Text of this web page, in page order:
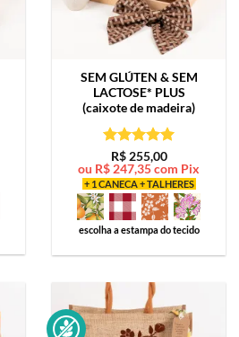
SEM GLÚTEN & SEM
LACTOSE* PLUS
(caixote de madeira)
Avaliação5
de 5
R$255,00
ou R$ 247,35com Pix
+ 1 CANECA + TALHERES
escolha a estampa do tecido